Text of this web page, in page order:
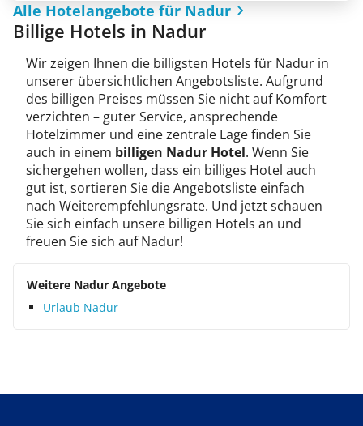
Alle Hotelangebote für Nadur
Billige Hotels in Nadur
Wir zeigen Ihnen die billigsten Hotels für Nadur in
unserer übersichtlichen Angebotsliste. Aufgrund
des billigen Preises müssen Sie nicht auf Komfort
verzichten – guter Service, ansprechende
Hotelzimmer und eine zentrale Lage finden Sie
auch in einem billigen Nadur Hotel. Wenn Sie
sichergehen wollen, dass ein billiges Hotel auch
gut ist, sortieren Sie die Angebotsliste einfach
nach Weiterempfehlungsrate. Und jetzt schauen
Sie sich einfach unsere billigen Hotels an und
freuen Sie sich auf Nadur!
Weitere Nadur Angebote
Urlaub Nadur